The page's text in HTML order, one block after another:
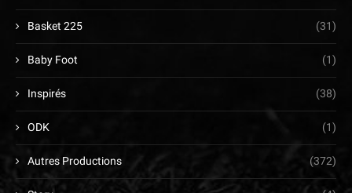
Basket 225 (31)
Baby Foot (1)
Inspirés (38)
ODK (1)
Autres Productions (372)